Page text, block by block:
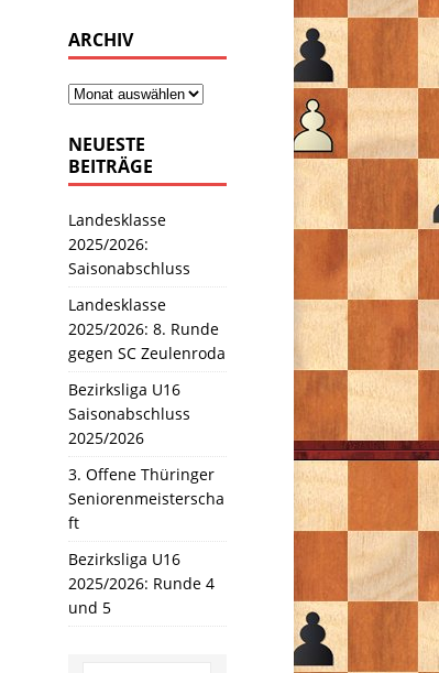
ARCHIV
NEUESTE
BEITRÄGE
Landesklasse
2025/2026:
Saisonabschluss
Landesklasse
2025/2026: 8. Runde
gegen SC Zeulenroda
Bezirksliga U16
Saisonabschluss
2025/2026
3. Offene Thüringer
Seniorenmeisterscha
ft
Bezirksliga U16
2025/2026: Runde 4
und 5